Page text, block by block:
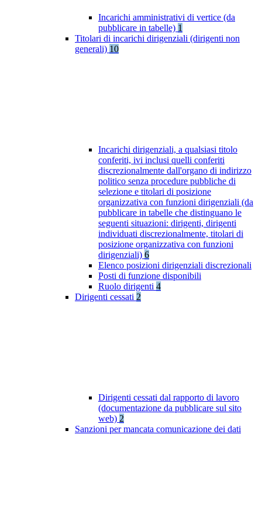
Incarichi amministrativi di vertice (da
pubblicare in tabelle) 1
Titolari di incarichi dirigenziali (dirigenti non
generali) 10
Incarichi dirigenziali, a qualsiasi titolo
conferiti, ivi inclusi quelli conferiti
discrezionalmente dall'organo di indirizzo
politico senza procedure pubbliche di
selezione e titolari di posizione
organizzativa con funzioni dirigenziali (da
pubblicare in tabelle che distinguano le
seguenti situazioni: dirigenti, dirigenti
individuati discrezionalmente, titolari di
posizione organizzativa con funzioni
dirigenziali) 6
Elenco posizioni dirigenziali discrezionali
Posti di funzione disponibili
Ruolo dirigenti 4
Dirigenti cessati 2
Dirigenti cessati dal rapporto di lavoro
(documentazione da pubblicare sul sito
web) 2
Sanzioni per mancata comunicazione dei dati